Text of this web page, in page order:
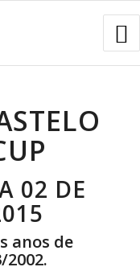
02 DE
anos de
2002.